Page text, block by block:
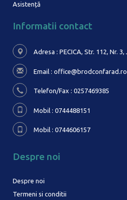
Asistență
Informatii contact
Adresa : PECICA, Str. 112, Nr. 3,
Email : office@brodconfarad.ro
Telefon/Fax : 0257469385
Mobil : 0744488151
Mobil : 0744606157
Despre noi
Despre noi
Termeni si conditii